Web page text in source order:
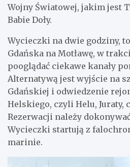
Wojny Światowej, jakim jest
Babie Doły.
Wycieczki na dwie godziny,
Gdańska na Motławę, w
pooglądać ciekawe kanały
Alternatywą jest wyjście na
Gdańskiej i odwiedzenie
Helskiego, czyli Helu, Juraty,
Rezerwacji należy
Wycieczki startują z
marinie.